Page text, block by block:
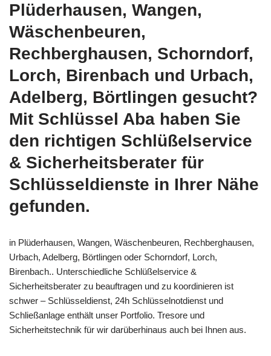
Plüderhausen, Wangen,
Wäschenbeuren,
Rechberghausen, Schorndorf,
Lorch, Birenbach und Urbach,
Adelberg, Börtlingen gesucht?
Mit Schlüssel Aba haben Sie
den richtigen Schlüßelservice
& Sicherheitsberater für
Schlüsseldienste in Ihrer Nähe
gefunden.
in Plüderhausen, Wangen, Wäschenbeuren, Rechberghausen,
Urbach, Adelberg, Börtlingen oder Schorndorf, Lorch,
Birenbach.. Unterschiedliche Schlüßelservice &
Sicherheitsberater zu beauftragen und zu koordinieren ist
schwer – Schlüsseldienst, 24h Schlüsselnotdienst und
Schließanlage enthält unser Portfolio. Tresore und
Sicherheitstechnik für wir darüberhinaus auch bei Ihnen aus.